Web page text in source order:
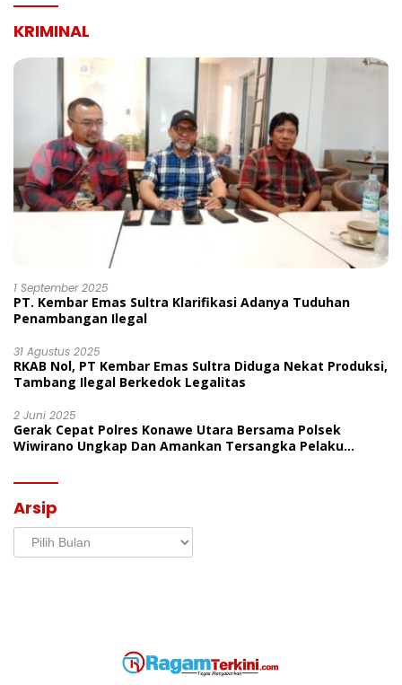
KRIMINAL
1 September 2025
PT. Kembar Emas Sultra Klarifikasi Adanya Tuduhan
Penambangan Ilegal
31 Agustus 2025
RKAB Nol, PT Kembar Emas Sultra Diduga Nekat Produksi,
Tambang Ilegal Berkedok Legalitas
2 Juni 2025
Gerak Cepat Polres Konawe Utara Bersama Polsek
Wiwirano Ungkap Dan Amankan Tersangka Pelaku
Arsip
Arsip